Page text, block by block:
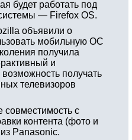
будет работать под
— Firefox OS.
объявили о
мобильную ОС
получила
и
получать
телевизоров
совместимость с
контента (фото и
Panasonic.